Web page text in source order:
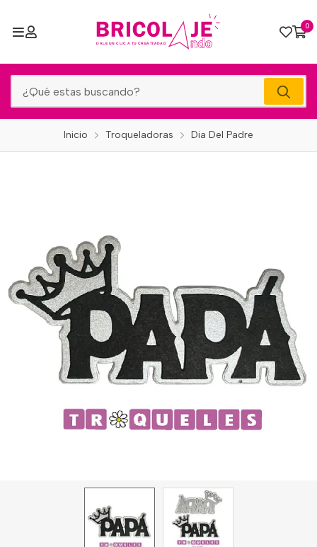
0
Inicio Troqueladoras Dia Del Padre